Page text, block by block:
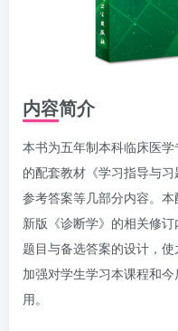
内容简介
本书为五年制本科临床医学
的配套教材《学习指导与
参考答案等几部分内容。
新版《诊断学》的相关修
题目与备选答案的设计，
加强对学生学习本课程和
用。